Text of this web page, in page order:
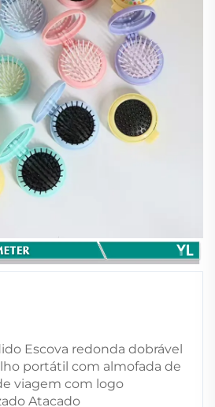
Escova redonda dobrável
portátil com almofada de
viagem com logo
Atacado